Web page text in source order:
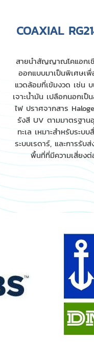
COAXIAL
สายนำสัญญาณโคแอกเ
ออกแบบมาเป็นพิเศษเพื่
แวดล้อมที่เข้มงวด เช่น
เจาะน้ำมัน เปลือกนอกเป็
ไฟ ปราศจากสาร
รังสี UV ตามมาตรฐาน
ทะเล เหมาะสำหรับระบ
ระบบเรดาร์, และการรับ
พื้นที่ที่มีความเสี่ยง